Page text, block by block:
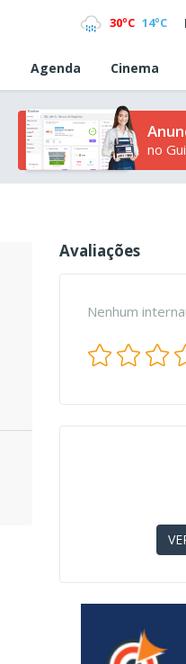
30ºC 14ºC
Agenda Cinema
no
Avaliações
Nenhum